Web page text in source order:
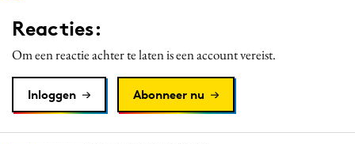
Media
Merkstrategie
Programmatic
Purpose Marketing
Reacties:
Om een reactie achter te laten is een account vereist.
Inloggen Abonneer nu